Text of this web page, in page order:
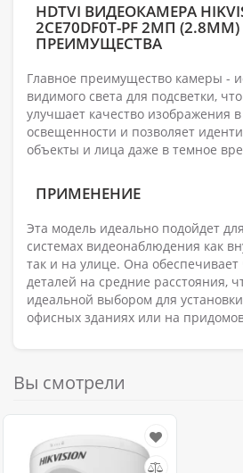
HDTVI ВИДЕОКАМЕРА
2CE70DF0T-PF 2МП (2.8ММ)
ПРЕИМУЩЕСТВА
Главное преимущество камеры -
видимого света для подсветки,
улучшает качество изображения
освещенности и позволяет
объекты и лица даже в темное
ПРИМЕНЕНИЕ
Эта модель идеально подойдет
системах видеонаблюдения как
так и на улице. Она
деталей на средние расстояния,
идеальной выбором для
офисных зданиях или на
Вы смотрели